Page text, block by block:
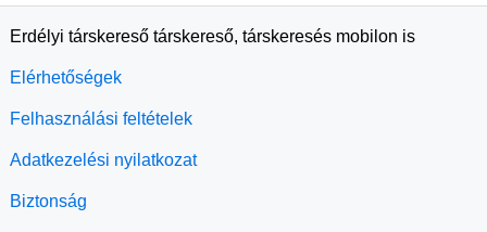
Erdélyi társkereső társkereső, társkeresés mobilon is
Elérhetőségek
Felhasználási feltételek
Adatkezelési nyilatkozat
Biztonság